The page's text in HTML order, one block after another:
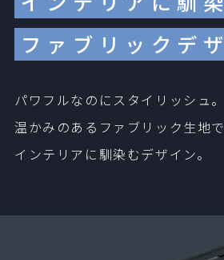
ファブリックデ
パワフルなのにスタイリッシュ。
温かみのあるファブリック生地で
インテリアに馴染むデザイン。